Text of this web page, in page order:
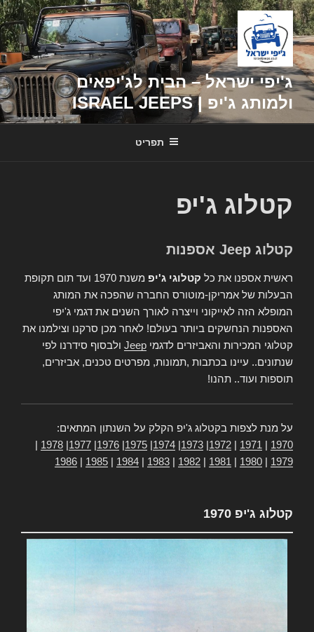
דילוג
לתוכן
ג'יפי ישראל – הבית לג'יפאים
ולמותג ג'יפ | ISRAEL JEEPS
תפריט
קטלוג ג'יפ
קטלוג Jeep אספנות
ראשית אספנו את כל קטלוגי ג'יפ
משנת 1970 ועד תום תקופת
הבעלות של אמריקן-מוטורס החברה שהפכה את המותג
המופלא הזה לאייקוני וייצרה לאורך השנים את דגמי ג'יפי
האספנות הנחשקים ביותר בעולם! לאחר מכן סרקנו וצילמנו את
קטלוגי המכירות והאביזרים לדגמי Jeep ולבסוף סידרנו לפי
שנתונים.. עיינו בכתבות ,תמונות, מפרטים טכנים, אביזרים,
תוספות ועוד.. תהנו!
על מנת לצפות בקטלוג ג'יפ הקלק על השנתון המתאים:
1970
1971
1972
1973
1974
1975
1976
1977
1978
1979
1980
1981
1982
1983
1984
1985
1986
קטלוג ג'יפ 1970